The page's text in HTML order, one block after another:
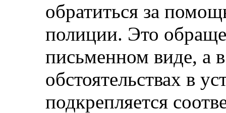
обратиться за
полиции. Это
письменном виде, а
обстоятельствах в
подкрепляется